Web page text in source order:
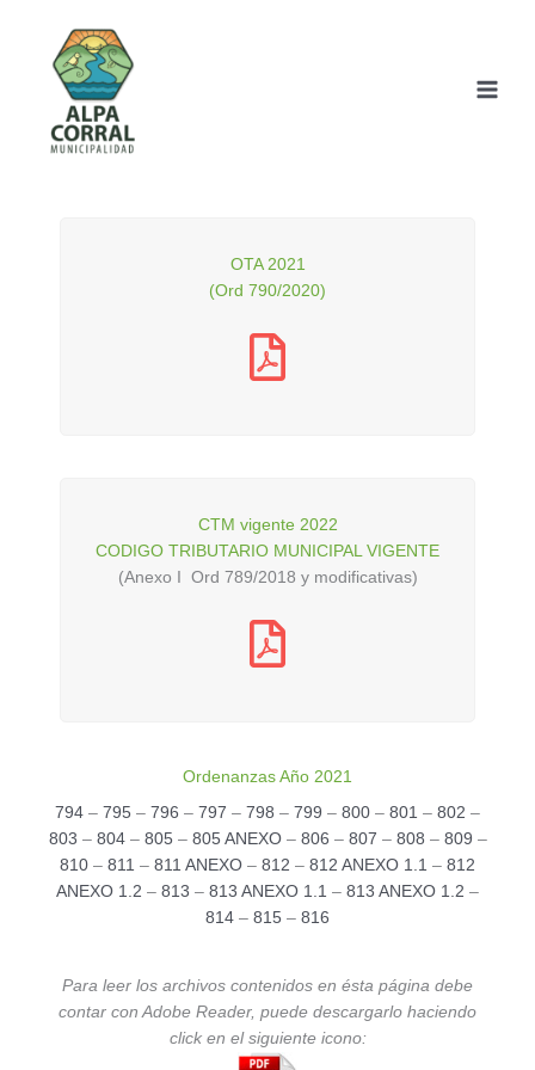
contenido
OTA 2021
(Ord 790/2020)
CTM vigente 2022
CODIGO TRIBUTARIO MUNICIPAL VIGENTE
(Anexo I Ord 789/2018 y modificativas)
Ordenanzas Año 2021
794 – 795 – 796 – 797 – 798 – 799 – 800 – 801 – 802 –
803 – 804– 805– 805 ANEXO– 806 – 807 – 808 – 809 –
810 – 811 – 811 ANEXO – 812 – 812 ANEXO 1.1 – 812
ANEXO 1.2 – 813 – 813 ANEXO 1.1 – 813 ANEXO 1.2 –
814 – 815 – 816
Para leer los archivos contenidos en ésta página debe
contar con Adobe Reader, puede descargarlo haciendo
click en el siguiente icono: